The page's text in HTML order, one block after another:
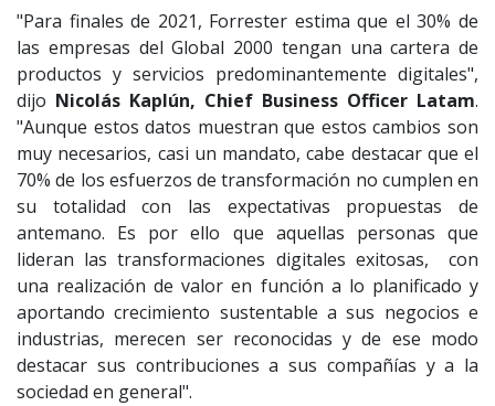
"Para finales de 2021, Forrester estima que el 30% de
las empresas del Global 2000 tengan una cartera de
productos y servicios predominantemente digitales",
dijo Nicolás Kaplún, Chief Business Officer Latam.
"Aunque estos datos muestran que estos cambios son
muy necesarios, casi un mandato, cabe destacar que el
70% de los esfuerzos de transformación no cumplen en
su totalidad con las expectativas propuestas de
antemano. Es por ello que aquellas personas que
lideran las transformaciones digitales exitosas, con
una realización de valor en función a lo planificado y
aportando crecimiento sustentable a sus negocios e
industrias, merecen ser reconocidas y de ese modo
destacar sus contribuciones a sus compañías y a la
sociedad en general".